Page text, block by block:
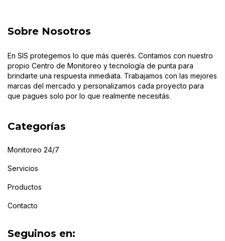
Sobre Nosotros
En SIS protegemos lo que más querés. Contamos con nuestro
propio Centro de Monitoreo y tecnología de punta para
brindarte una respuesta inmediata. Trabajamos con las mejores
marcas del mercado y personalizamos cada proyecto para
que pagues solo por lo que realmente necesitás.
Categorías
Monitoreo 24/7
Servicios
Productos
Contacto
Seguinos en: